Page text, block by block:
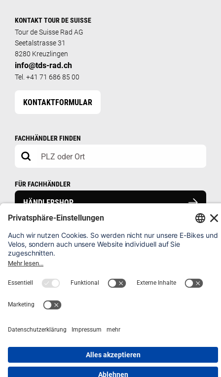
KONTAKT TOUR DE SUISSE
Tour de Suisse Rad AG
Seetalstrasse 31
8280 Kreuzlingen
info@tds-rad.ch
Tel. +41 71 686 85 00
KONTAKTFORMULAR
FACHHÄNDLER FINDEN
FÜR FACHHÄNDLER
HÄNDLERSHOP